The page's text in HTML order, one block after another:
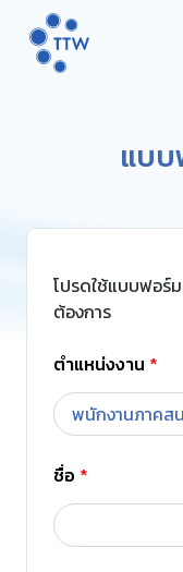
การพัฒนาอย่างยั่ง
การกำกับดูแลกิจกา
นักลงทุนสัมพันธ์
ข่าวสารและกิจกรรม
ร่วมงานกับเรา
แบ
โปรดใช้แบบฟอร์
ต้องการ
ตำแหน่งงาน *
พนักงานภาคส
ชื่อ *